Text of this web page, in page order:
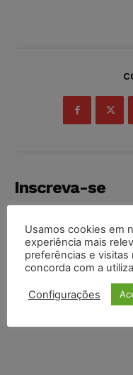
Inscreva-se
Li e aceito aPolítica
Usamos cookies em
experiência mais
preferências e visitas
concorda com a
Configurações